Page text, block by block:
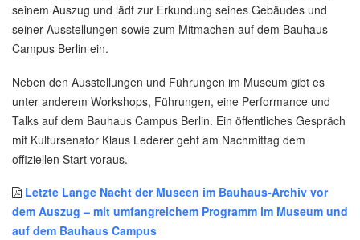
seinem Auszug und lädt zur Erkundung seines Gebäudes und
seiner Ausstellungen sowie zum Mitmachen auf dem Bauhaus
Campus Berlin ein.
Neben den Ausstellungen und Führungen im Museum gibt es
unter anderem Workshops, Führungen, eine Performance und
Talks auf dem Bauhaus Campus Berlin. Ein öffentliches Gespräch
mit Kultursenator Klaus Lederer geht am Nachmittag dem
offiziellen Start voraus.
Letzte Lange Nacht der Museen im Bauhaus-Archiv vor
dem Auszug – mit umfangreichem Programm im Museum und
auf dem Bauhaus Campus